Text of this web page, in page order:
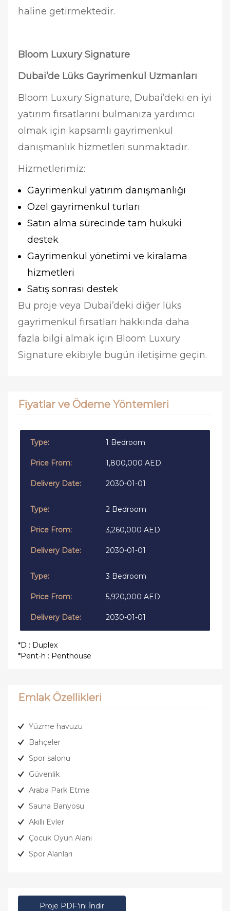
haline getirmektedir.
Bloom Luxury Signature
Dubai’de Lüks Gayrimenkul Uzmanları
Bloom Luxury Signature, Dubai’deki en iyi
yatırım fırsatlarını bulmanıza yardımcı
olmak için kapsamlı gayrimenkul
danışmanlık hizmetleri sunmaktadır.
Hizmetlerimiz:
Gayrimenkul yatırım danışmanlığı
Özel gayrimenkul turları
Satın alma sürecinde tam hukuki
destek
Gayrimenkul yönetimi ve kiralama
hizmetleri
Satış sonrası destek
Bu proje veya Dubai’deki diğer lüks
gayrimenkul fırsatları hakkında daha
fazla bilgi almak için Bloom Luxury
Signature ekibiyle bugün iletişime geçin.
Fiyatlar ve Ödeme Yöntemleri
1 Bedroom
1,800,000 AED
2030-01-01
2 Bedroom
3,260,000 AED
2030-01-01
3 Bedroom
5,920,000 AED
2030-01-01
*D : Duplex
*Pent-h : Penthouse
Emlak Özellikleri
Yüzme havuzu
Bahçeler
Spor salonu
Güvenlik
Araba Park Etme
Sauna Banyosu
Akıllı Evler
Çocuk Oyun Alanı
Spor Alanları
Proje PDF'ini İndir